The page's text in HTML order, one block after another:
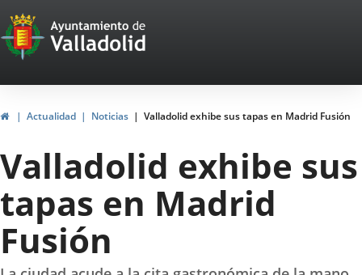
Portal
Web
del
Ayuntamiento
de
Valladolid
InicioActualidad Noticias Valladolid exhibe sus tapas en Madrid Fusión
Valladolid exhibe sus
tapas en Madrid
Fusión